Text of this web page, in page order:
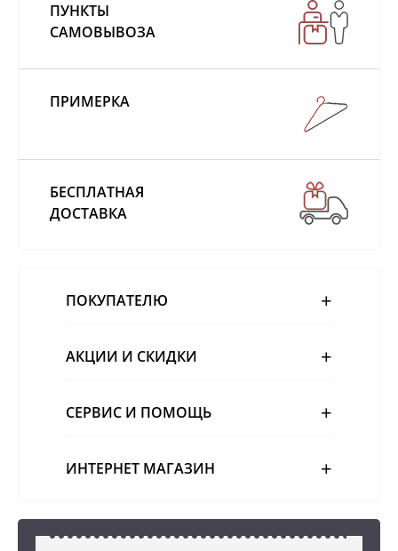
ПУНКТЫ
САМОВЫВОЗА
ПРИМЕРКА
БЕСПЛАТНАЯ
ДОСТАВКА
ПОКУПАТЕЛЮ
АКЦИИ И СКИДКИ
СЕРВИС И ПОМОЩЬ
ИНТЕРНЕТ МАГАЗИН